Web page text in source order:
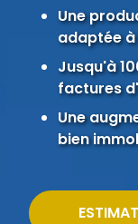
Une
adaptée
Jusqu'à
factures
Une
bien